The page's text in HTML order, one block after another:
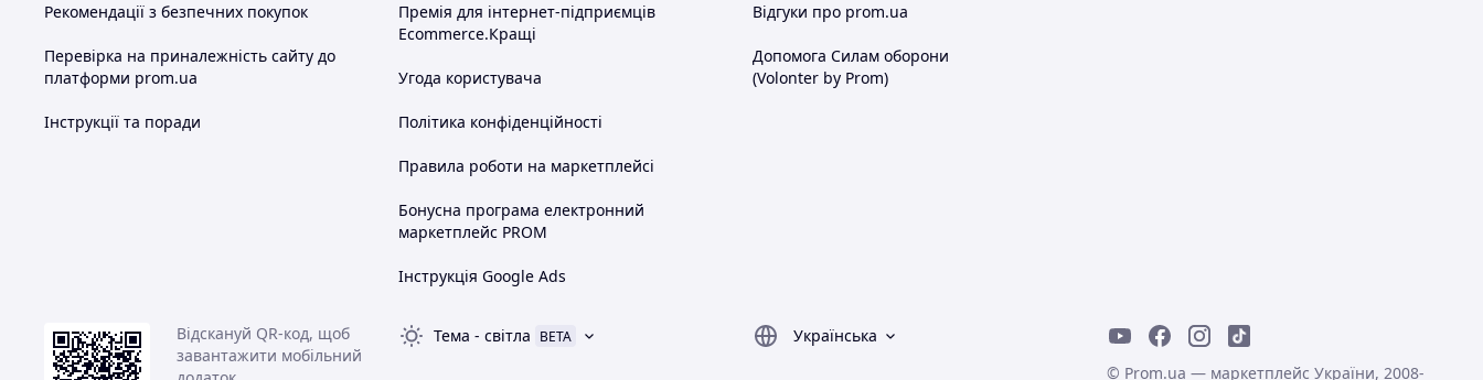
Рекомендації з безпечних покупок
Перевірка на приналежність сайту до
платформи prom.ua
Інструкції та поради
Премія для інтернет-підприємців
Ecommerce.Кращі
Угода користувача
Політика конфіденційності
Правила роботи на маркетплейсі
Бонусна програма електронний
маркетплейс PROM
Інструкція Google Ads
Відгуки про prom.ua
Допомога Силам оборони
(Volonter by Prom)
Відскануй QR-код, щоб
завантажити мобільний
Тема - світла BETA
Українська
© Prom.ua — маркетплейс України, 2008-